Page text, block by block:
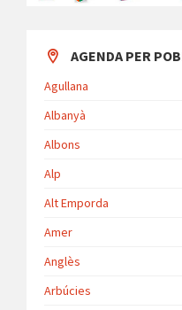
AGENDA PER
Agullana
Albanyà
Albons
Alp
Alt Emporda
Amer
Anglès
Arbúcies